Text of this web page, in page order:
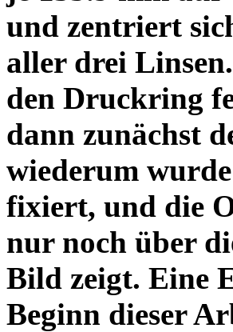
und zentriert
aller drei
den Druckring
dann zunächst
wiederum
fixiert, und die
nur noch über
Bild zeigt. Eine
Beginn dieser